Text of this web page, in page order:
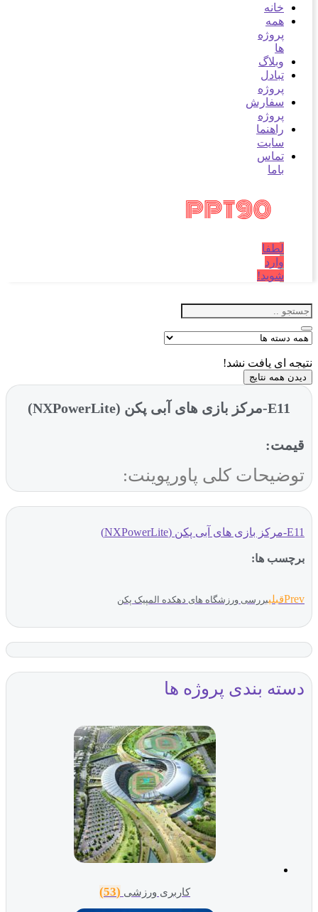
خانه
همه
پروژه
ها
وبلاگ
تبادل
پروژه
سفارش
پروژه
راهنما
سایت
تماس
باما
لطفا
وارد
شوید!
نتیجه ای یافت نشد!
دیدن همه نتایج
E11-مرکز بازی های آبی پکن (NXPowerLite)
قیمت:
توضیحات کلی پاورپوینت:
E11-مرکز بازی های آبی پکن (NXPowerLite)
برچسب ها:
Prevقبلیبررسی ورزشگاه های دهکده المپیک پکن
دسته بندی پروژه ها
کاربری ورزشی (53)